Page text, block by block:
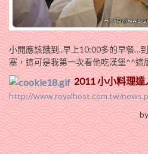
小開應該餓到..早上10:00多的早餐…
塞，這可是我第一次看他吃漢堡^^這
2011 小小料理達
http://www.royalhost.com.tw/